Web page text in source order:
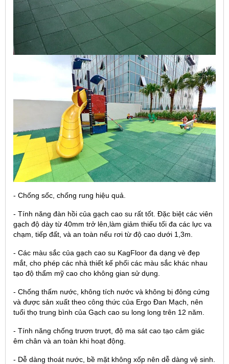
- Chống sốc, chống rung hiệu quả.
- Tính năng đàn hồi của gạch cao su rất tốt. Đặc biệt các viên
gạch độ dày từ 40mm trở lên,làm giảm thiếu tối đa các lực va
chạm, tiếp đất, và an toàn nếu rơi từ độ cao dưới 1,3m.
- Các màu sắc của gạch cao su KagFloor đa dạng vè đẹp
mắt, cho phép các nhà thiết kế phối các màu sắc khác nhau
tạo độ thẩm mỹ cao cho không gian sử dụng.
- Chống thấm nước, không tích nước và không bị đông cứng
và được sản xuất theo công thức của Ergo Đan Mạch, nên
tuổi thọ trung bình của Gạch cao su long long trên 12 năm.
- Tính năng chống trươn trượt, độ ma sát cao tạo cảm giác
êm chân và an toàn khi hoạt động.
- Dễ dàng thoát nước, bề mặt không xốp nên dễ dàng vệ sinh.